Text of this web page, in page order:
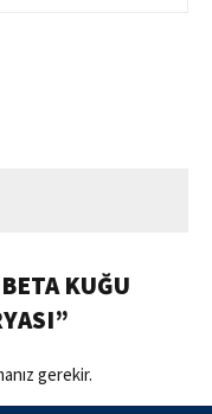
KUĞU
gerekir.